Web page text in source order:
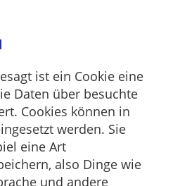
ist ein Cookie eine
Daten über besuchte
Cookies können in
werden. Sie
eine Art
also Dinge wie
und andere